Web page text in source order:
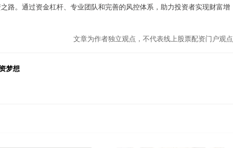
路。通过资金杠杆、专业团队和完善的风控体系，助力投资者实现财富增
文章为作者独立观点，不代表线上股票配资门户观点
梦想